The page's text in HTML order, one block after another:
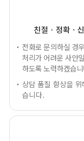
친절ㆍ정확ㆍ
전화로 문의하실 경
처리가 어려운 사안
하도록 노력하겠습
상담 품질 향상을
습니다.